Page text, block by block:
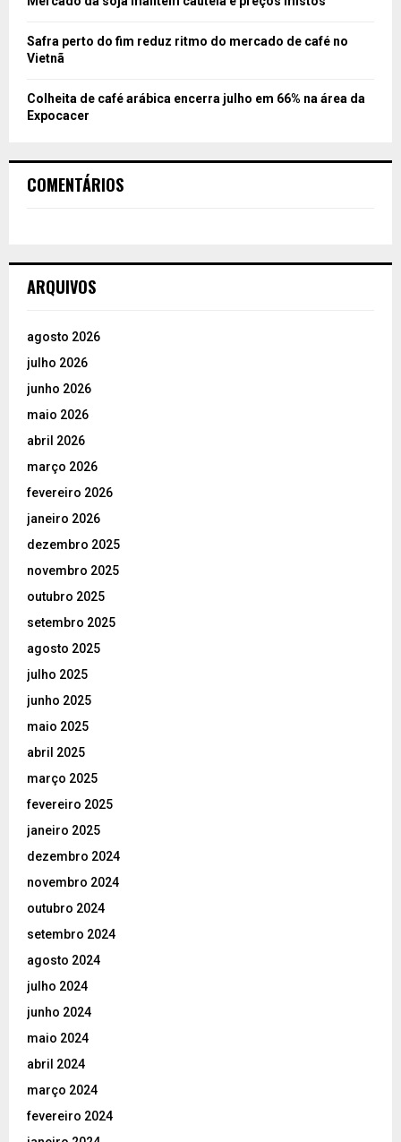
Safra perto do fim reduz ritmo do mercado de café no
Vietnã
Colheita de café arábica encerra julho em 66% na área da
Expocacer
COMENTÁRIOS
ARQUIVOS
agosto 2026
julho 2026
junho 2026
maio 2026
abril 2026
março 2026
fevereiro 2026
janeiro 2026
dezembro 2025
novembro 2025
outubro 2025
setembro 2025
agosto 2025
julho 2025
junho 2025
maio 2025
abril 2025
março 2025
fevereiro 2025
janeiro 2025
dezembro 2024
novembro 2024
outubro 2024
setembro 2024
agosto 2024
julho 2024
junho 2024
maio 2024
abril 2024
março 2024
fevereiro 2024